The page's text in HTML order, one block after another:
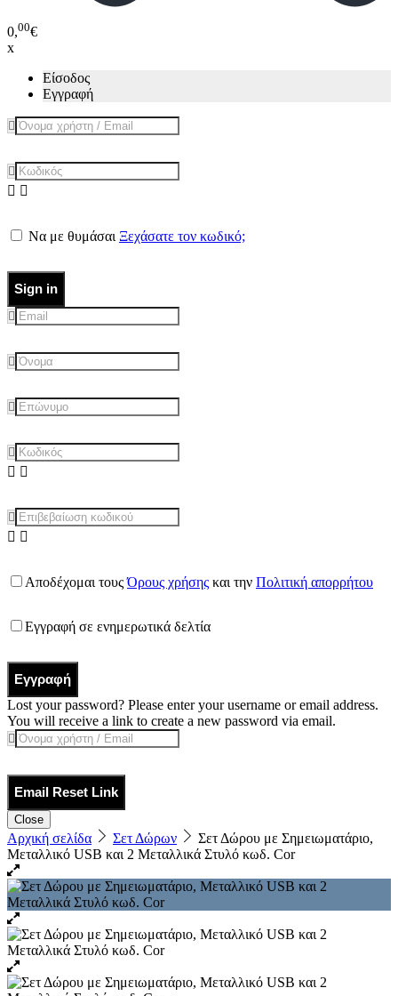
0,00€
x
Είσοδος
Εγγραφή
Να με θυμάσαι Ξεχάσατε τον κωδικό;
Sign in
Αποδέχομαι τουςΌρους χρήσης και την Πολιτική απορρήτου
Εγγραφή σε ενημερωτικά δελτία
Εγγραφή
Lost your password? Please enter your username or email address.
You will receive a link to create a new password via email.
Email Reset Link
Close
Αρχική σελίδα Σετ Δώρων
Σετ Δώρου με Σημειωματάριο,
Μεταλλικό USB και 2 Μεταλλικά Στυλό κωδ. Cor